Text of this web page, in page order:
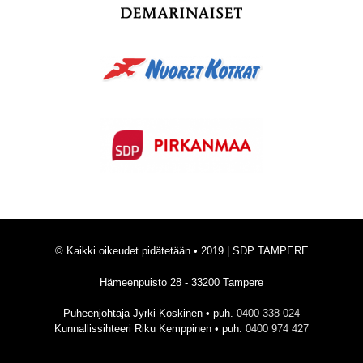
© Kaikki oikeudet pidätetään • 2019 | SDP TAMPERE
Hämeenpuisto 28 - 33200 Tampere
Puheenjohtaja Jyrki Koskinen • puh. 0400 338 024
Kunnallissihteeri Riku Kemppinen • puh. 0400 974 427